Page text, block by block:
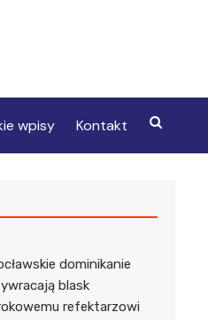
wpisy Kontakt
dominikanie
blask
refektarzowi